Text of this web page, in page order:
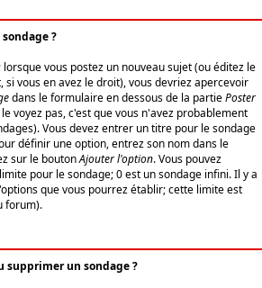
?
vous postez un nouveau sujet (ou éditez le
vous en avez le droit), vous devriez apercevoir
dans le formulaire en dessous de la partiePoster
voyez pas, c'est que vous n'avez probablement
Vous devez entrer un titre pour le sondage
définir une option, entrez son nom dans le
sur le boutonAjouter l'option. Vous pouvez
pour le sondage; 0 est un sondage infini. Il y a
que vous pourrez établir; cette limite est
forum).
supprimer un sondage ?